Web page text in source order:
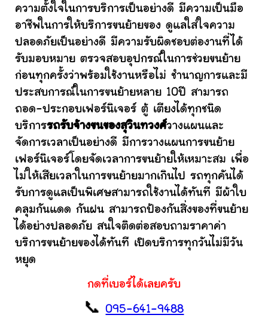
ความตั้งใจในการบริการเป็นอย่างดี มีความเป็นมือ
อาชีพในการให้บริการขนย้ายของ ดูแลใส่ใจความ
ปลอดภัยเป็นอย่างดี มีความรับผิดชอบต่องานที่ได้
รับมอบหมาย ตรวจสอบอุปกรณ์ในการช่วยขนย้าย
ก่อนทุกครั้งว่าพร้อมใช้งานหรือไม่ ชำนาญการและมี
ประสบการณ์ในการขนย้ายหลาย 10ปี สามารถ
ถอด-ประกอบเฟอร์นิเจอร์ ตู้ เตียงได้ทุกชนิด
บริการรถรับจ้างขนของสุวินทวงศ์วางแผนและ
จัดการเวลาเป็นอย่างดี มีการวางแผนการขนย้าย
เฟอร์นิเจอร์โดยจัดเวลาการขนย้ายให้เหมาะสม เพื่อ
ไม่ให้เสียเวลาในการขนย้ายมากเกินไป รถทุกคันได้
รับการดูแลเป็นพิเศษสามารถใช้งานได้ทันที มีผ้าใบ
คลุมกันแดด กันฝน สามารถป้องกันสิ่งของที่ขนย้าย
ได้อย่างปลอดภัย สนใจติดต่อสอบถามราคาค่า
บริการขนย้ายของได้ทันที เปิดบริการทุกวันไม่มีวัน
หยุด
กดที่เบอร์ได้เลยครับ
📞095-641-9488